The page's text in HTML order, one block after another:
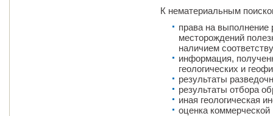
К нематериальным
права на выполнение
месторождений
наличием
информация,
геологических и
результаты
результаты отбора
иная геологическая
оценка